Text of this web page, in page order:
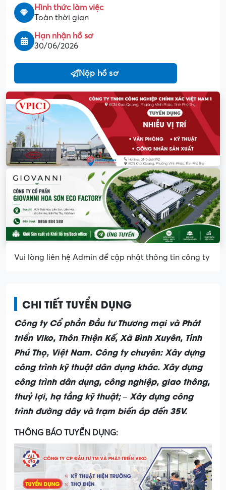
Hình thức làm việc
Toàn thời gian
Hạn nhận hồ sơ
30/06/2026
Nộp hồ sơ
Vui lòng liên hệ Admin để cập nhật thông tin công ty
CHI TIẾT TUYỂN DỤNG
Công ty Cổ phần Đầu tư Thương mại và Phát
triển Viko, Thôn Thiện Kế, Xã Bình Xuyên, Tỉnh
Phú Thọ, Việt Nam. Công ty chuyên: Xây dựng
công trình kỹ thuật dân dụng khác. Xây dựng
công trình dân dụng, công nghiệp, giao thông,
thuỷ lợi, hạ tầng kỹ thuật; – Xây dựng công
trình đường dây và trạm biến áp đến 35V.
THÔNG BÁO TUYỂN DỤNG: